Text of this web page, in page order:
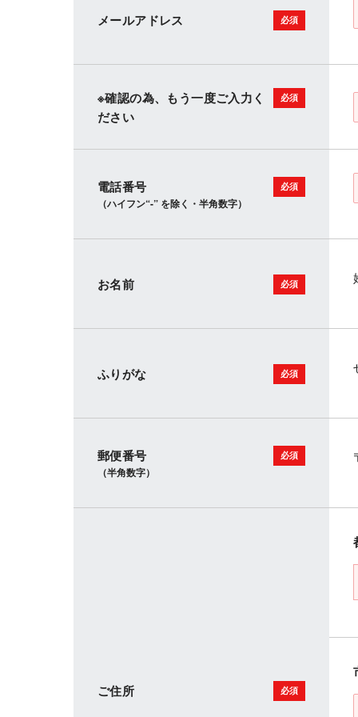
メールアドレス
※確認の為、もう一度ご入力く
ださい
電話番号
（ハイフン“-” を除く・半角数字）
お名前
ふりがな
郵便番号
（半角数字）
ご住所